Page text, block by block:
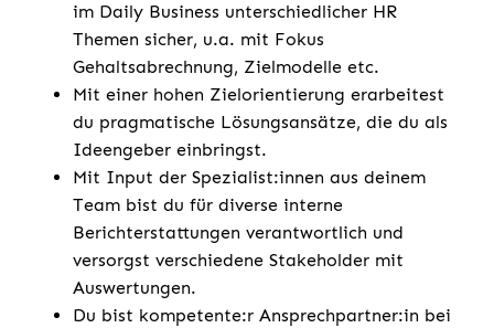
im Daily Business unterschiedlicher HR
Themen sicher, u.a. mit Fokus
Gehaltsabrechnung, Zielmodelle etc.
Mit einer hohen Zielorientierung erarbeitest
du pragmatische Lösungsansätze, die du als
Ideengeber einbringst.
Mit Input der Spezialist:innen aus deinem
Team bist du für diverse interne
Berichterstattungen verantwortlich und
versorgst verschiedene Stakeholder mit
Auswertungen.
Du bist kompetente:r Ansprechpartner:in bei